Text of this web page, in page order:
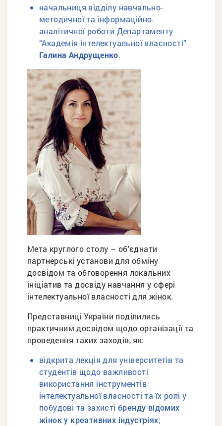
начальниця відділу навчально-
методичної та інформаційно-
аналітичної роботи Департаменту
“Академія інтелектуальної власності”
Галина Андрущенко.
Мета круглого столу – об'єднати
партнерські установи для обміну
досвідом та обговорення локальних
ініціатив та досвіду навчання у сфері
інтелектуальної власності для жінок.
Представниці України поділились
практичним досвідом щодо організації та
проведення таких заходів, як:
відкрита лекція для університетів та
студентів щодо важливості
використання інструментів
інтелектуальної власності та їх ролі у
побудові та захисті бренду відомих
жінок у креативних індустріях;